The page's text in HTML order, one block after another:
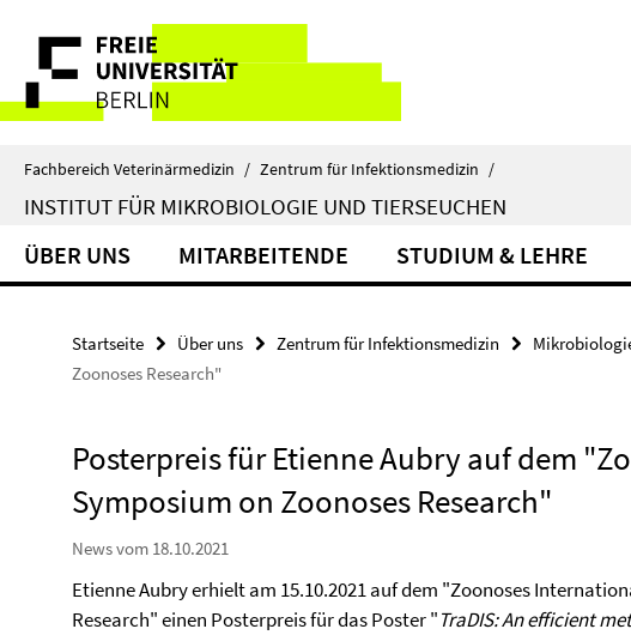
direkt
Inhalt
Service-
Navigation
Fachbereich Veterinärmedizin / Zentrum für Infektionsmedizin /
INSTITUT FÜR MIKROBIOLOGIE UND TIERSEUCHEN
ÜBER UNS MITARBEITENDE STUDIUM & LEHRE
Startseite Über uns Zentrum für Infektionsmedizin
Zoonoses Research"
Posterpreis für Etienne Aubry auf dem
Symposium on Zoonoses Research"
News vom 18.10.2021
Etienne Aubry erhielt am 15.10.2021 auf dem "Zoonoses
Research" einen Posterpreis für das Poster "TraDIS: An efficient